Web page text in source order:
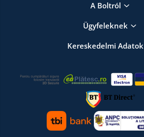
A Boltról
Ügyfeleknek
Kereskedelmi Adatok